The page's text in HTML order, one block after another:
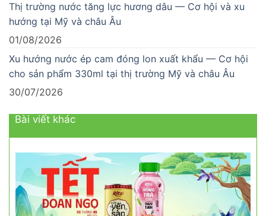
Thị trường nước tăng lực hương dâu — Cơ hội và xu
hướng tại Mỹ và châu Âu
01/08/2026
Xu hướng nước ép cam đóng lon xuất khẩu — Cơ hội
cho sản phẩm 330ml tại thị trường Mỹ và châu Âu
30/07/2026
Bài viết khác